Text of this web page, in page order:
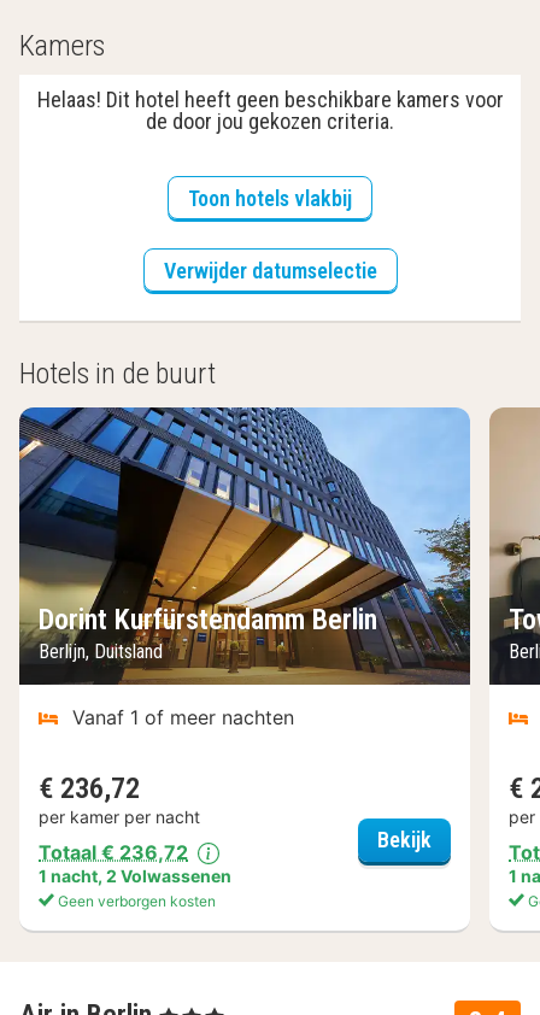
Kamers
Helaas! Dit hotel heeft geen beschikbare kamers voor
de door jou gekozen criteria.
Toon hotels vlakbij
Verwijder datumselectie
Hotels in de buurt
Dorint Kurfürstendamm Berlin
Berlijn, Duitsland
Vanaf 1 of meer nachten
€ 236,72
per kamer per nacht
Totaal € 236,72
1 nacht, 2 Volwassenen
Geen verborgen kosten
Bekijk
€
per
1